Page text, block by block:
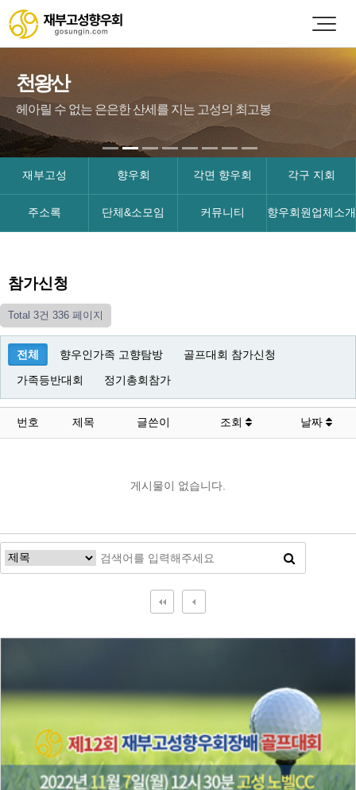
천왕산
헤아릴 수 없는 은은한 산세를 지는 고성의 최고봉
재부고성 향우회 각면 향우회 각구 지회
주소록 단체&소모임 커뮤니티 향우회원업체소개
참가신청
Total 3건 336 페이지
전체 향우인가족 고향탐방
골프대회 참가신청
가족등반대회
정기총회참가
번호 제목 글쓴이 조회 날짜
게시물이 없습니다.